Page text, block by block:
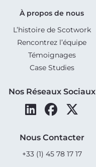
À propos de nous
L’histoire de Scotwork
Rencontrez l’équipe
Témoignages
Case Studies
Nos Réseaux Sociaux
Nous Contacter
+33 (1) 45 78 17 17